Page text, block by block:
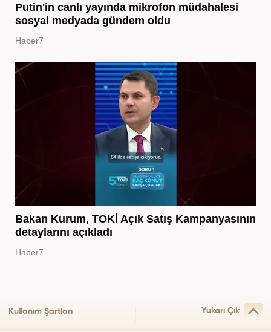
Putin'in canlı yayında mikrofon müdahalesi
sosyal medyada gündem oldu
Haber7
Bakan Kurum, TOKİ Açık Satış Kampanyasının
detaylarını açıkladı
Haber7
Kullanım Şartları Yukarı Çık